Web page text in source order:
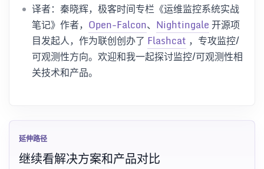
译者：秦晓辉，极客时间专栏《运维监控系统实战
笔记》作者， Open-Falcon、 Nightingale开源项
目发起人，作为联创创办了 Flashcat ，专攻监控/
可观测性方向。欢迎和我一起探讨监控/可观测性相
关技术和产品。
延伸路径
继续看解决方案和产品对比